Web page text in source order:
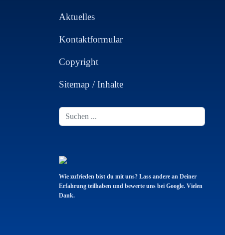
Aktuelles
Kontaktformular
Copyright
Sitemap / Inhalte
Suchen
...
Wie zufrieden bist du mit uns? Lass andere an Deiner
Erfahrung teilhaben und bewerte uns bei Google. Vielen
Dank.